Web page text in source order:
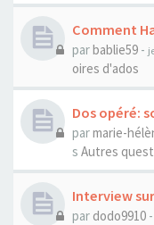
Comment
parbablie59 -
oires d'ados
Dos opéré:
parmarie-
s Autres
Interview
par dodo9910 -